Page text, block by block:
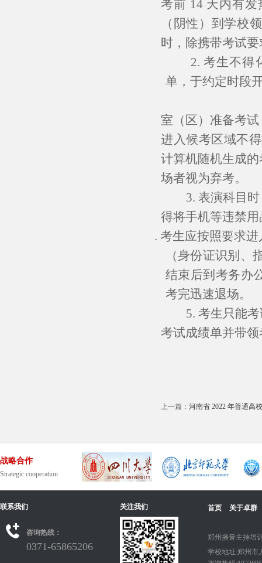
考前 14 天内有发
（阴性）到学校
时，除携带考试
2. 考生不得
单，于约定时段
室（区）准备考
进入候考区域不
计算机随机生成
场者视为弃考。
3. 表演科目
得将手机等违禁
4. 考生应按照要求
（身份证识别、
结束后到考务办
考完迅速退场。
5. 考生只能
考试成绩单并带
上一篇： 河南省 2022 年普通高
战略合作
Strategic cooperation
联系我们
咨询热线：
0371-65865206
关注我们 首页 关于卓群
郑州播音主持培
学校地址:郑州市